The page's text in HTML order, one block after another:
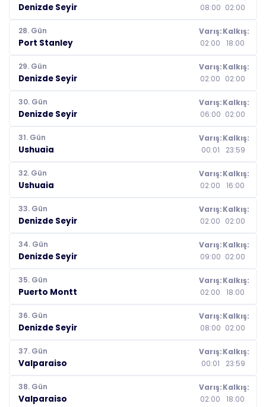
Denizde Seyir
08:00 02:00
28. Gün
Port Stanley
Varış:
02:00
Kalkış:
18:00
29. Gün
Denizde Seyir
Varış:
02:00
Kalkış:
02:00
30. Gün
Denizde Seyir
Varış:
06:00
Kalkış:
02:00
31. Gün
Ushuaia
Varış:
00:01
Kalkış:
23:59
32. Gün
Ushuaia
Varış:
02:00
Kalkış:
16:00
33. Gün
Denizde Seyir
Varış:
02:00
Kalkış:
02:00
34. Gün
Denizde Seyir
Varış:
09:00
Kalkış:
02:00
35. Gün
Puerto Montt
Varış:
02:00
Kalkış:
18:00
36. Gün
Denizde Seyir
Varış:
08:00
Kalkış:
02:00
37. Gün
Valparaiso
Varış:
00:01
Kalkış:
23:59
38. Gün
Valparaiso
Varış:
02:00
Kalkış:
18:00